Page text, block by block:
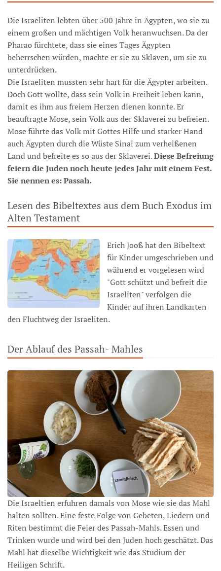
Die Israeliten lebten über 500 Jahre in Ägypten, wo sie zu
einem großen und mächtigen Volk heranwuchsen. Da der
Pharao fürchtete, dass sie eines Tages Ägypten
beherrschen würden, machte er sie zu Sklaven, um sie zu
unterdrücken.
Die Israeliten mussten sehr hart für die Ägypter arbeiten.
Doch Gott wollte, dass sein Volk in Freiheit leben kann,
damit es ihm aus freiem Herzen dienen konnte. Er
beauftragte Mose, sein Volk aus der Sklaverei zu befreien.
Mose führte das Volk mit Gottes Hilfe und starker Hand
auch Ägypten durch die Wüste Sinai zum verheißenen
Land und befreite es so aus der Sklaverei.Diese Befreiung
feiern die Juden noch heute jedes Jahr mit einem Fest.
Sie nennen es: Passah.
Lesen des Bibeltextes aus dem Buch Exodus im
Alten Testament
Erich Jooß hat den Bibeltext
für Kinder umgeschrieben und
während er vorgelesen wird
"Gott schützt und befreit die
Israeliten" verfolgen die
Kinder auf ihren Landkarten
den Fluchtweg der Israeliten.
Der Ablauf des Passah- Mahles
Die Israeltien erfuhren damals von Mose wie sie das Mahl
halten sollten. Eine feste Folge von Gebeten, Liedern und
Riten bestimmt die Feier des Passah-Mahls. Essen und
Trinken wurde und wird bei den Juden hoch geschätzt. Das
Mahl hat dieselbe Wichtigkeit wie das Studium der
Heiligen Schrift.